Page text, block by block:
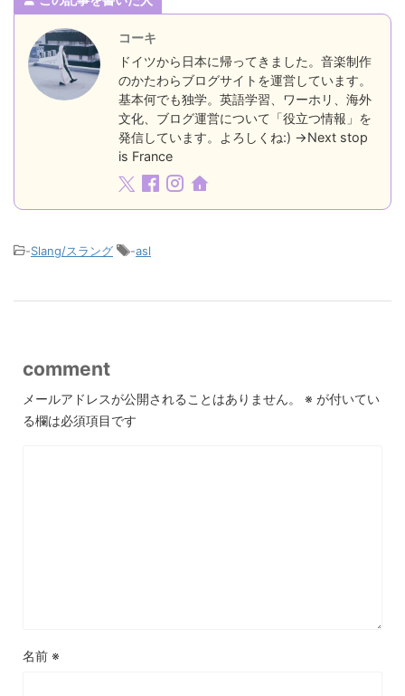
コーキ
ドイツから日本に帰ってきました。音楽制作
のかたわらブログサイトを運営しています。
基本何でも独学。英語学習、ワーホリ、海外
文化、ブログ運営について「役立つ情報」を
発信しています。よろしくね:) →Next stop
is France
-Slang/スラング -asl
comment
メールアドレスが公開されることはありません。 ※ が付いてい
る欄は必須項目です
名前 ※